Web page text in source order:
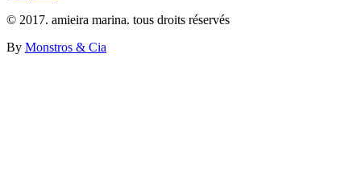
© 2017. amieira marina. tous droits réservés
By Monstros & Cia